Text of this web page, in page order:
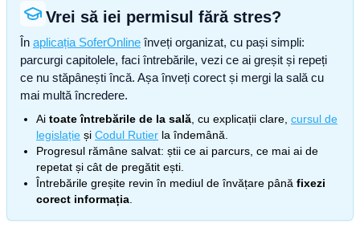
Vrei să iei permisul fără stres?
În aplicația SoferOnline înveți organizat, cu pași simpli:
parcurgi capitolele, faci întrebările, vezi ce ai greșit și repeți
ce nu stăpânești încă. Așa înveți corect și mergi la sală cu
mai multă încredere.
Ai toate întrebările de la sală , cu explicații clare, cursul de
legislație și Codul Rutier la îndemână.
Progresul rămâne salvat: știi ce ai parcurs, ce mai ai de
repetat și cât de pregătit ești.
Întrebările greșite revin în mediul de învățare până fixezi
corect informația